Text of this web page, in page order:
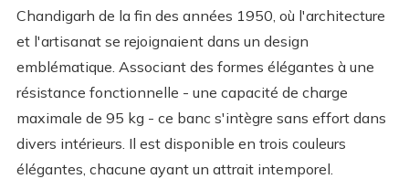
Chandigarh de la fin des années 1950, où l'architecture
et l'artisanat se rejoignaient dans un design
emblématique. Associant des formes élégantes à une
résistance fonctionnelle - une capacité de charge
maximale de 95 kg - ce banc s'intègre sans effort dans
divers intérieurs. Il est disponible en trois couleurs
élégantes, chacune ayant un attrait intemporel.